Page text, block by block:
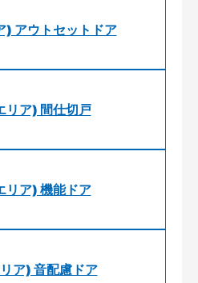
アウトセットドア
ア) 間仕切戸
ア) 機能ドア
ア) 音配慮ドア